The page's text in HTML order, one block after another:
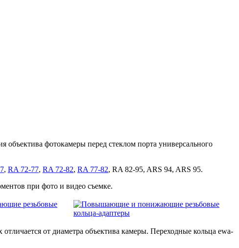
фотокамеры перед стеклом порта универсального
, RA 72-77, RA 72-82, RA 77-82, RA 82-95, ARS 94, ARS 95.
при фото и видео съемке.
от диаметра объектива камеры. Переходные кольца ewa-